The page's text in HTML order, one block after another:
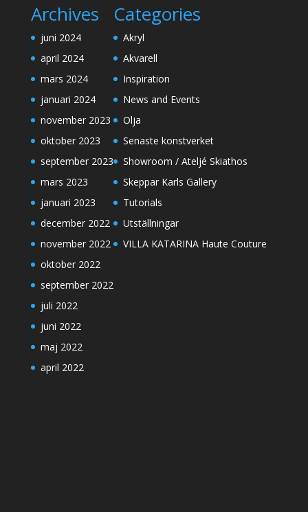
Archives
juni 2024
april 2024
mars 2024
januari 2024
november 2023
oktober 2023
september 2023
mars 2023
januari 2023
december 2022
november 2022
oktober 2022
september 2022
juli 2022
juni 2022
maj 2022
april 2022
Categories
Akryl
Akvarell
Inspiration
News and Events
Olja
Senaste konstverket
Showroom / Ateljé Skiathos
Skeppar Karls Gallery
Tutorials
Utställningar
VILLA KATARINA Haute Couture